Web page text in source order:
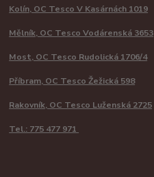
Kolín, OC Tesco V Kasárnách 1019
Mělník, OC Tesco Vodárenská 3653
Most, OC Tesco Rudolická 1706/4
Příbram, OC Tesco Žežická 598
Rakovník, OC Tesco Luženská 2725
Tel.: 775 477 971